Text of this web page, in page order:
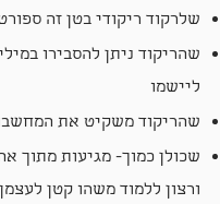
שלרקוד ריקודי בטן זה
שהריקוד ניתן להסבירו
ליישמו
שהריקוד משקיט את
שכולן כמוך- מגיעות מתוך
ורצון ללמוד משהו קטן לעצמן